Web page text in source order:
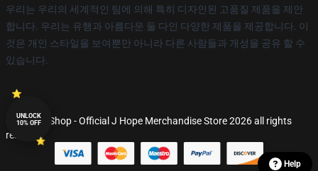
우리는 우리의 세계적인 팀에 의해 특히 디자인된 고품질 제품을 제안
합니다. 우리는 유행과 아름다운 둘 다인 다양한 제품을 제공합니다. 이
것은 개인 스타일을 보여뿐만 아니라 다른 사람들과 개성을 공유 할 수
있습니다.
© J Hope Shop - Official J Hope Merchandise Store 2026 all rights
reserved
UNLOCK
10% OFF
Help